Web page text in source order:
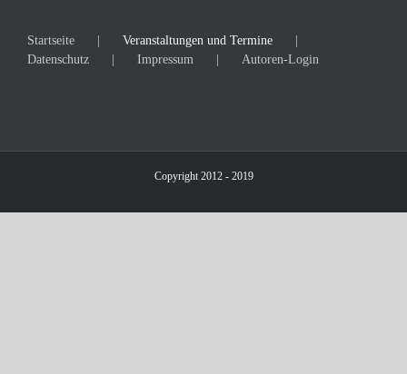
Startseite
Veranstaltungen und Termine
Datenschutz
Impressum Autoren-Login
Copyright 2012 - 2019